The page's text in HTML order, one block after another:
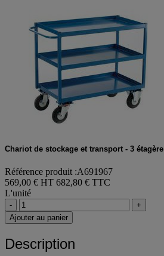
Chariot de stockage et transport - 3 étagère
Référence produit :A691967
569,00 € HT 682,80 € TTC
L'unité
-
+
Ajouter au panier
Description